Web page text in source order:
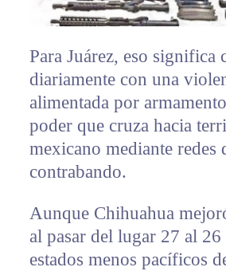
Para Juárez, eso significa
diariamente con una
alimentada por
poder que cruza hacia
mexicano mediante redes
contrabando.
Aunque Chihuahua
al pasar del lugar 27 al 26
estados menos pacíficos